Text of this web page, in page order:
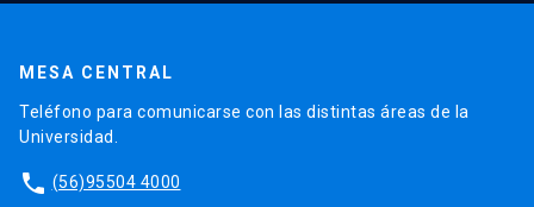
MESA CENTRAL
Teléfono para comunicarse con las distintas áreas de la
Universidad.
phone (56)95504 4000